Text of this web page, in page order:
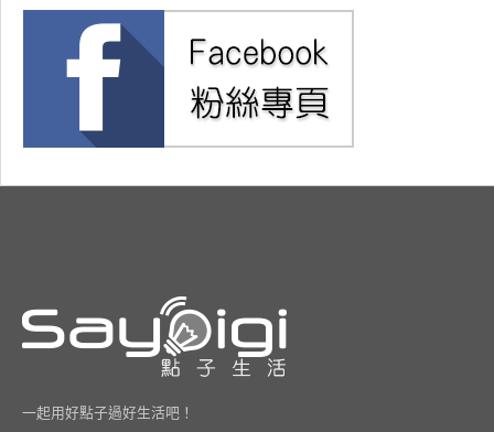
一起用好點子過好生活吧！